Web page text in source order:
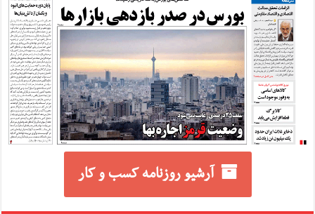
آرشیو روزنامه کسب و کار